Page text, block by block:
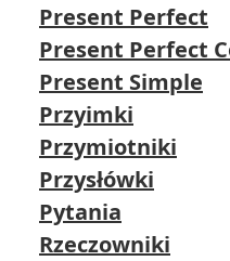
Present Perfect
Present Perfect
Present Simple
Przyimki
Przymiotniki
Przysłówki
Pytania
Rzeczowniki